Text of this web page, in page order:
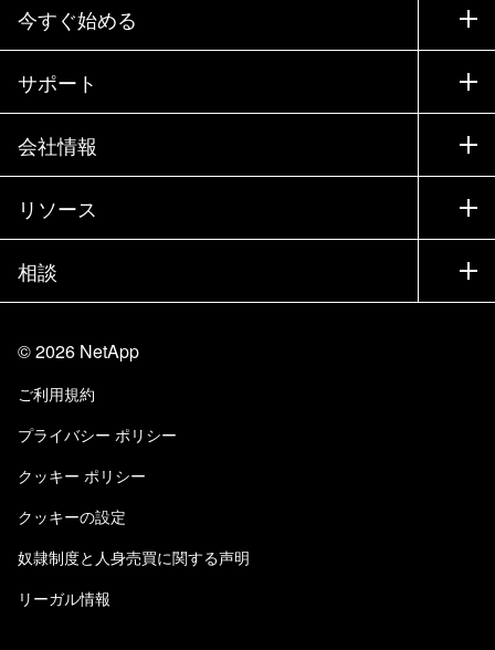
今すぐ始める
購入方法
営業チームへのお問い合わせ
パートナーを検索
エグゼクティブ ブリーフィング
製品A-Z
サポート
サポート
トレーニング
ドキュメント
ナレッジ ベース
コミュニティ
知識の習得
会社情報
会社情報
パートナー
採用情報
Trust Center
責任と持続可能性
品質に関する認定
NetApp Instaclustr
リソース
ニュースルーム
イベント
ブログ
カスタマー エクスペリエンス
ユーザ事例
相談
当サイトに関するフィードバック
アクセシビリティ
Eメールの登録
©2026 NetApp
ご利用規約
プライバシー ポリシー
クッキー ポリシー
クッキーの設定
奴隷制度と人身売買に関する声明
リーガル情報